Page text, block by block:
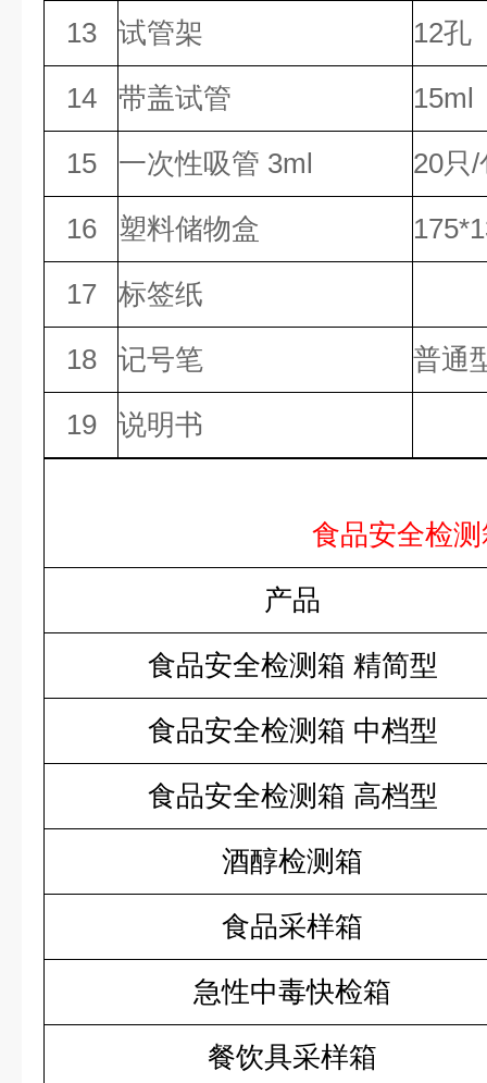
13 试管架
12孔
14
带盖试管
15ml
15
一次性吸管 3ml
20只/
16
塑料储物盒
17
标签纸
18
记号笔
普通
19
说明书
食品安全检
产品
食品安全检测箱 精简型
食品安全检测箱 中档型
食品安全检测箱 高档型
酒醇检测箱
食品采样箱
急性中毒快检箱
餐饮具采样箱